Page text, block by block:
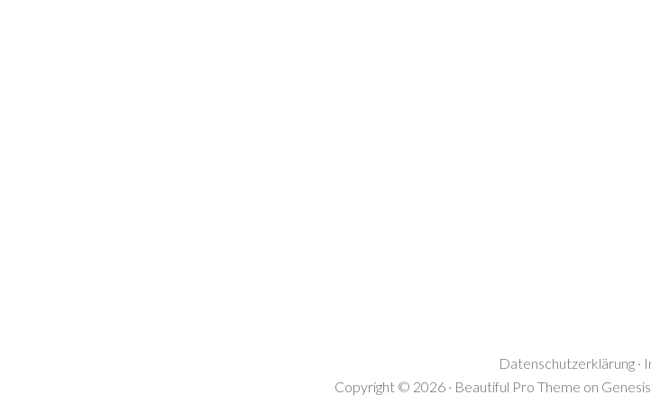
Datenschutzerklärung ·
Copyright © 2026 · Beautiful Pro Theme on